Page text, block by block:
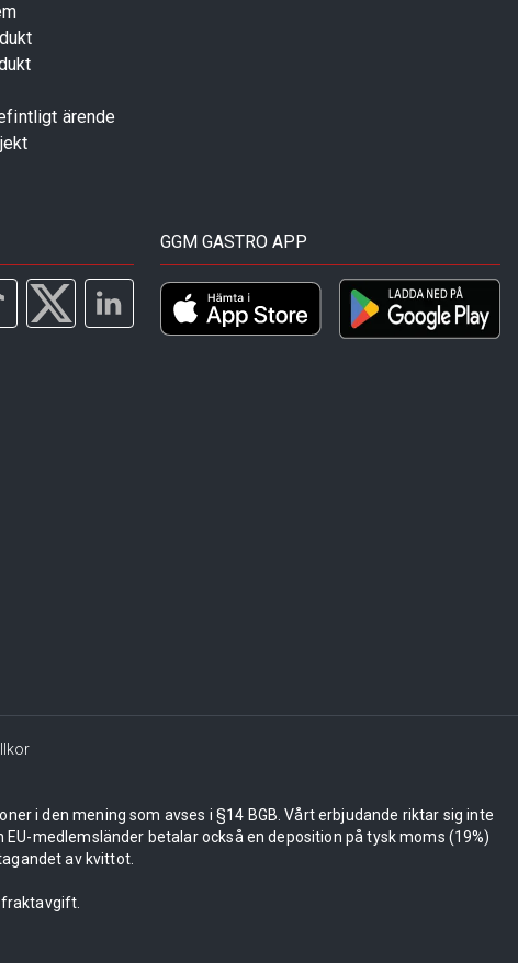
ärende
GGM GASTRO APP
i den mening som avses i §14 BGB. Vårt erbjudande riktar sig inte
medlemsländer betalar också en deposition på tysk moms (19%)
av kvittot.